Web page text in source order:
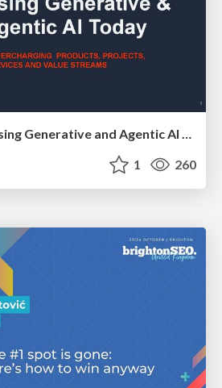
How People are Using Generative and Agentic AI to Supercharge Their Products, Projects, Services and Value Streams Today
1 260